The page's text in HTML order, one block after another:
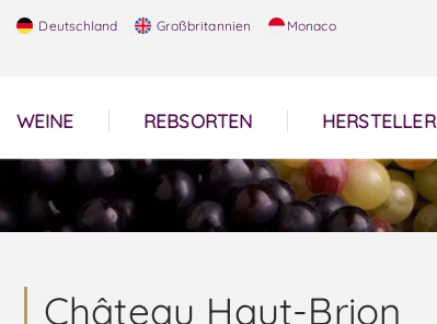
Deutschland Großbritannien Monaco
WEINE REBSORTEN HERSTELLER
Château Haut-Brion